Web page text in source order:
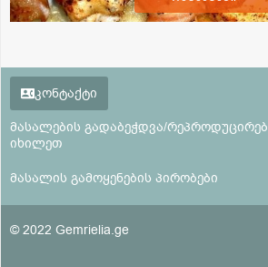
კონტაქტი
მასალების გადაბეჭდვა/
იხილეთ
მასალის გამოყენების პირობები
© 2022 Gemrielia.ge